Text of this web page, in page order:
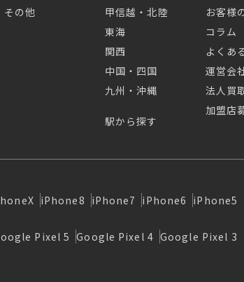
その他
甲信越・北陸
東海
関西
中国・四国
九州・沖縄
駅から探す
お客様
コラム
よくあ
運営会
法人買
加盟店
iPhone8 iPhone7 iPhone6 iPhone5
Pixel 5 Google Pixel 4 Google Pixel 3